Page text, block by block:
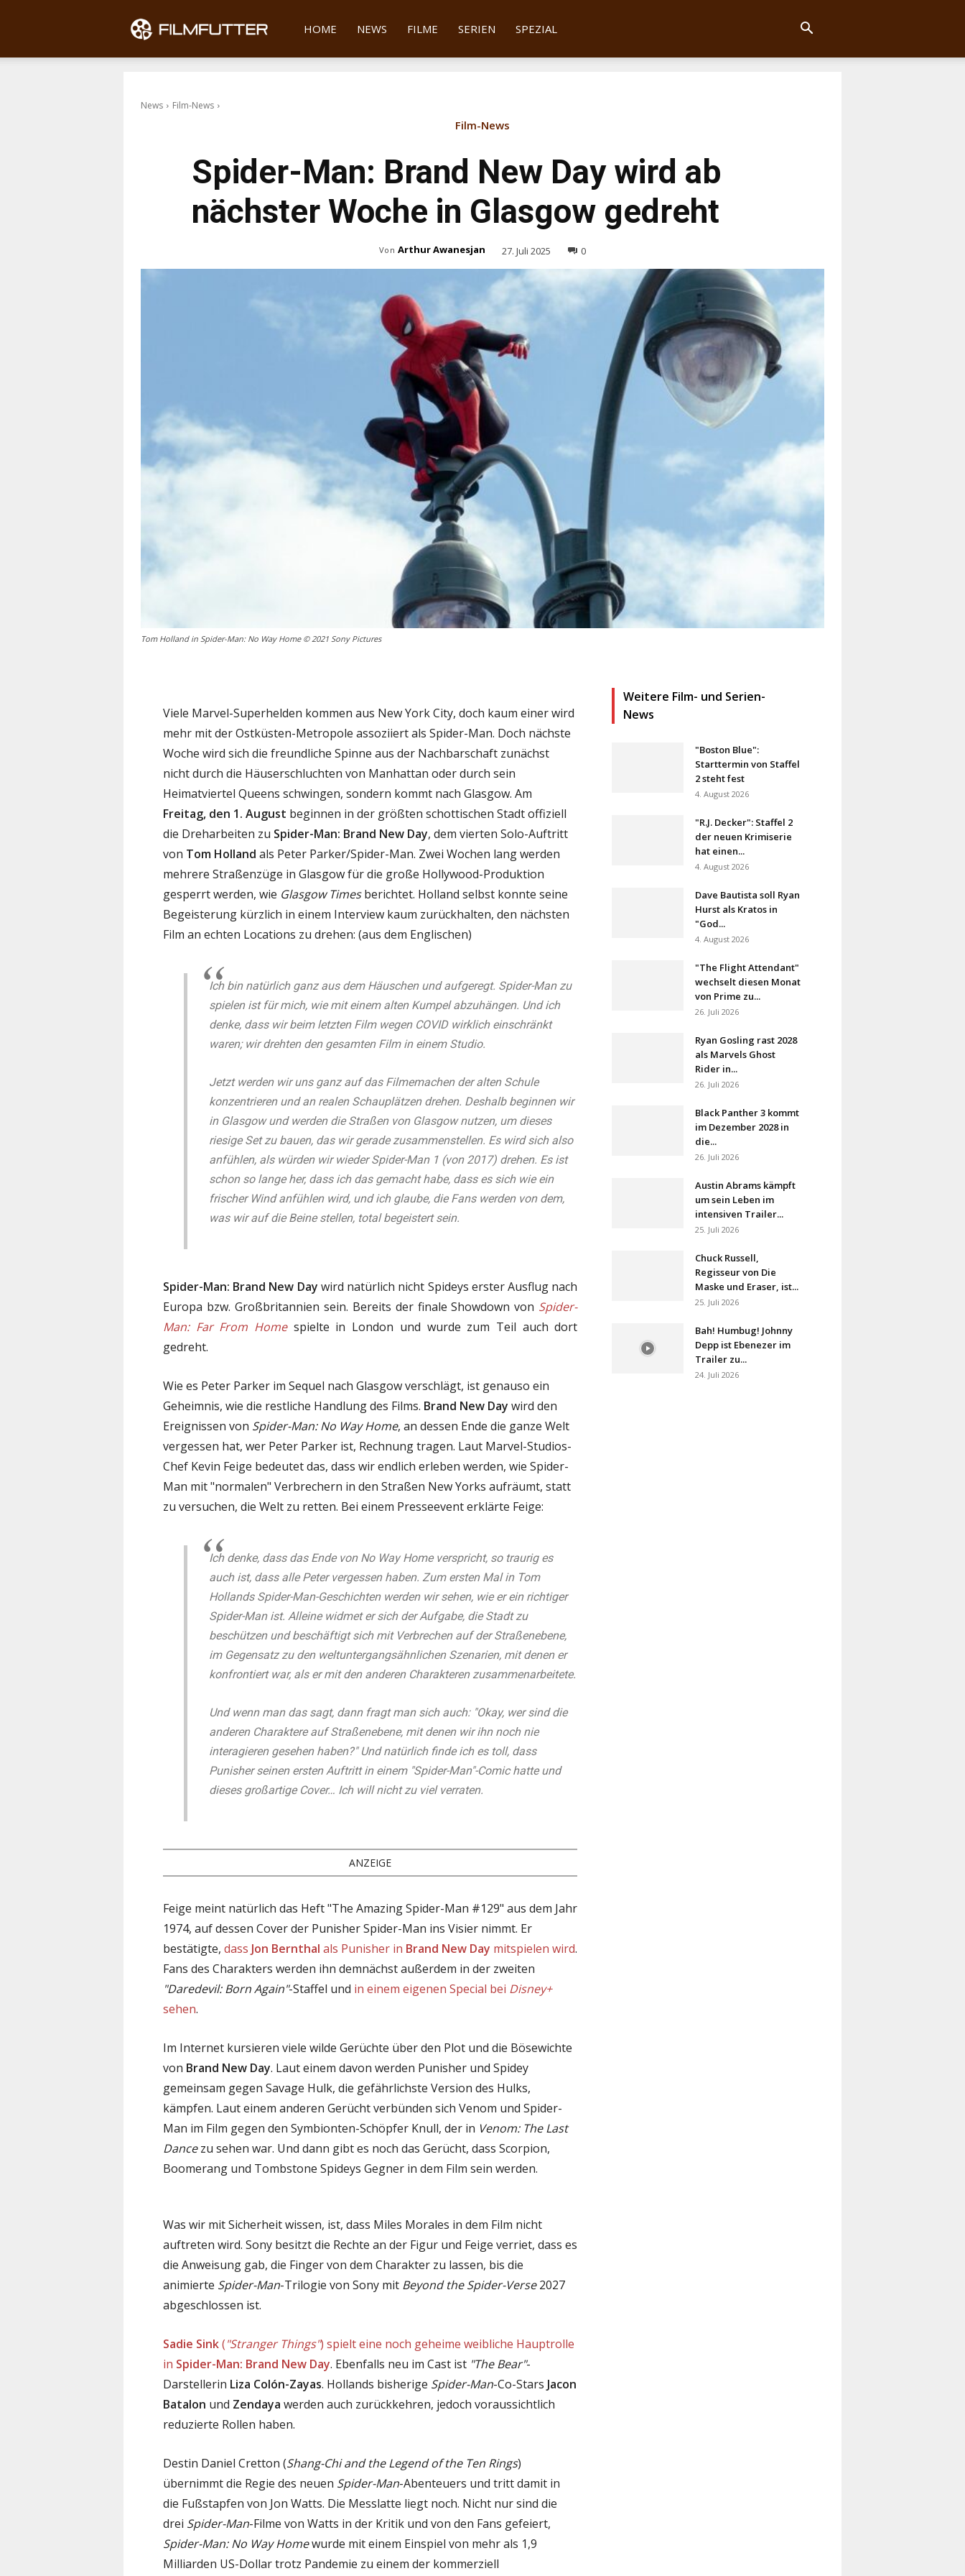
Filmfutter
HOME NEWS FILME SERIEN SPEZIAL
News Film-News
Film-News
Spider-Man: Brand New Day wird ab
nächster Woche in Glasgow gedreht
Von Arthur Awanesjan 27. Juli 2025 0
Tom Holland in Spider-Man: No Way Home © 2021 Sony Pictures
Viele Marvel-Superhelden kommen aus New York City, doch kaum einer wird
mehr mit der Ostküsten-Metropole assoziiert als Spider-Man. Doch nächste
Woche wird sich die freundliche Spinne aus der Nachbarschaft zunächst
nicht durch die Häuserschluchten von Manhattan oder durch sein
Heimatviertel Queens schwingen, sondern kommt nach Glasgow. Am
Freitag, den 1. August beginnen in der größten schottischen Stadt offiziell
die Dreharbeiten zu Spider-Man: Brand New Day, dem vierten Solo-Auftritt
von Tom Holland als Peter Parker/Spider-Man. Zwei Wochen lang werden
mehrere Straßenzüge in Glasgow für die große Hollywood-Produktion
gesperrt werden, wie Glasgow Timesberichtet. Holland selbst konnte seine
Begeisterung kürzlich in einem Interview kaum zurückhalten, den nächsten
Film an echten Locations zu drehen: (aus dem Englischen)
Ich bin natürlich ganz aus dem Häuschen und aufgeregt. Spider-Man zu
spielen ist für mich, wie mit einem alten Kumpel abzuhängen. Und ich
denke, dass wir beim letzten Film wegen COVID wirklich einschränkt
waren; wir drehten den gesamten Film in einem Studio.
Jetzt werden wir uns ganz auf das Filmemachen der alten Schule
konzentrieren und an realen Schauplätzen drehen. Deshalb beginnen wir
in Glasgow und werden die Straßen von Glasgow nutzen, um dieses
riesige Set zu bauen, das wir gerade zusammenstellen. Es wird sich also
anfühlen, als würden wir wieder Spider-Man 1 (von 2017) drehen. Es ist
schon so lange her, dass ich das gemacht habe, dass es sich wie ein
frischer Wind anfühlen wird, und ich glaube, die Fans werden von dem,
was wir auf die Beine stellen, total begeistert sein.
Spider-Man: Brand New Day wird natürlich nicht Spideys erster Ausflug nach
Europa bzw. Großbritannien sein. Bereits der finale Showdown von Spider-
Man: Far From Homespielte in London und wurde zum Teil auch dort
gedreht.
Wie es Peter Parker im Sequel nach Glasgow verschlägt, ist genauso ein
Geheimnis, wie die restliche Handlung des Films. Brand New Day wird den
Ereignissen von Spider-Man: No Way Home, an dessen Ende die ganze Welt
vergessen hat, wer Peter Parker ist, Rechnung tragen. Laut Marvel-Studios-
Chef Kevin Feige bedeutet das, dass wir endlich erleben werden, wie Spider-
Man mit "normalen" Verbrechern in den Straßen New Yorks aufräumt, statt
zu versuchen, die Welt zu retten. Bei einem Presseevent erklärte Feige:
Ich denke, dass das Ende von No Way Home verspricht, so traurig es
auch ist, dass alle Peter vergessen haben. Zum ersten Mal in Tom
Hollands Spider-Man-Geschichten werden wir sehen, wie er ein richtiger
Spider-Man ist. Alleine widmet er sich der Aufgabe, die Stadt zu
beschützen und beschäftigt sich mit Verbrechen auf der Straßenebene,
im Gegensatz zu den weltuntergangsähnlichen Szenarien, mit denen er
konfrontiert war, als er mit den anderen Charakteren zusammenarbeitete.
Und wenn man das sagt, dann fragt man sich auch: "Okay, wer sind die
anderen Charaktere auf Straßenebene, mit denen wir ihn noch nie
interagieren gesehen haben?" Und natürlich finde ich es toll, dass
Punisher seinen ersten Auftritt in einem "Spider-Man"-Comic hatte und
dieses großartige Cover… Ich will nicht zu viel verraten.
ANZEIGE
Feige meint natürlich das Heft "The Amazing Spider-Man #129" aus dem Jahr
1974, auf dessen Cover der Punisher Spider-Man ins Visier nimmt. Er
bestätigte, dass Jon Bernthal als Punisher in Brand New Day mitspielen wird.
Fans des Charakters werden ihn demnächst außerdem in der zweiten
"Daredevil: Born Again"-Staffel und in einem eigenen Special bei Disney+
sehen.
Im Internet kursieren viele wilde Gerüchte über den Plot und die Bösewichte
von Brand New Day. Laut einem davon werden Punisher und Spidey
gemeinsam gegen Savage Hulk, die gefährlichste Version des Hulks,
kämpfen. Laut einem anderen Gerücht verbünden sich Venom und Spider-
Man im Film gegen den Symbionten-Schöpfer Knull, der in Venom: The Last
Dancezu sehen war. Und dann gibt es noch das Gerücht, dass Scorpion,
Boomerang und Tombstone Spideys Gegner in dem Film sein werden.
Was wir mit Sicherheit wissen, ist, dass Miles Morales in dem Film nicht
auftreten wird. Sony besitzt die Rechte an der Figur und Feige verriet, dass es
die Anweisung gab, die Finger von dem Charakter zu lassen, bis die
animierte Spider-Man-Trilogie von Sony mit Beyond the Spider-Verse2027
abgeschlossen ist.
Sadie Sink("Stranger Things") spielt eine noch geheime weibliche Hauptrolle
in Spider-Man: Brand New Day. Ebenfalls neu im Cast ist "The Bear"-
Darstellerin Liza Colón-Zayas. Hollands bisherige Spider-Man-Co-Stars Jacon
Batalon und Zendaya werden auch zurückkehren, jedoch voraussichtlich
reduzierte Rollen haben.
Destin Daniel Cretton (Shang-Chi and the Legend of the Ten Rings)
übernimmt die Regie des neuen Spider-Man-Abenteuers und tritt damit in
die Fußstapfen von Jon Watts. Die Messlatte liegt noch. Nicht nur sind die
drei Spider-Man-Filme von Watts in der Kritik und von den Fans gefeiert,
Spider-Man: No Way Homewurde mit einem Einspiel von mehr als 1,9
Milliarden US-Dollar trotz Pandemie zu einem der kommerziell
Weitere Film- und Serien-
News
"Boston Blue":
Starttermin von Staffel
2 steht fest
4. August 2026
"R.J. Decker": Staffel 2
der neuen Krimiserie
hat einen...
4. August 2026
Dave Bautista soll Ryan
Hurst als Kratos in
"God...
4. August 2026
"The Flight Attendant"
wechselt diesen Monat
von Prime zu...
26. Juli 2026
Ryan Gosling rast 2028
als Marvels Ghost
Rider in...
26. Juli 2026
Black Panther 3 kommt
im Dezember 2028 in
die...
26. Juli 2026
Austin Abrams kämpft
um sein Leben im
intensiven Trailer...
25. Juli 2026
Chuck Russell,
Regisseur von Die
Maske und Eraser, ist...
25. Juli 2026
Bah! Humbug! Johnny
Depp ist Ebenezer im
Trailer zu...
24. Juli 2026